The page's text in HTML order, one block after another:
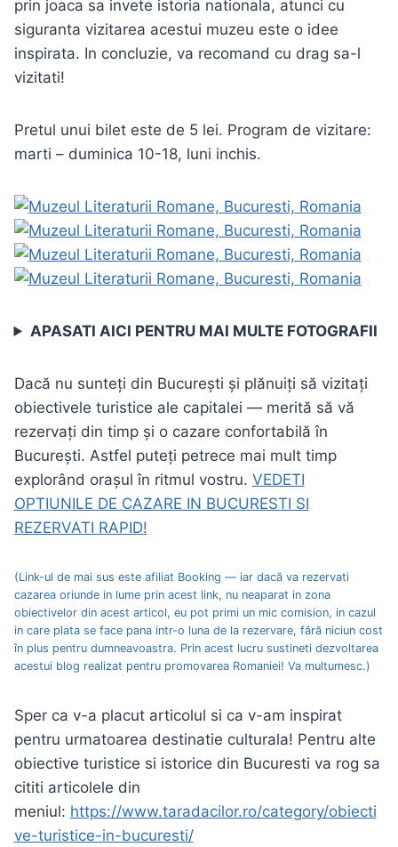
prin joaca sa invete istoria nationala, atunci cu
siguranta vizitarea acestui muzeu este o idee
inspirata. In concluzie, va recomand cu drag sa-l
vizitati!
Pretul unui bilet este de 5 lei. Program de vizitare:
marti – duminica 10-18, luni inchis.
APASATI AICI PENTRU MAI MULTE FOTOGRAFII
Dacă nu sunteți din București și plănuiți să vizitați
obiectivele turistice ale capitalei — merită să vă
rezervați din timp și o cazare confortabilă în
București. Astfel puteți petrece mai mult timp
explorând orașul în ritmul vostru. VEDETI
OPTIUNILE DE CAZARE IN BUCURESTI SI
REZERVATI RAPID!
(Link-ul de mai sus este afiliat Booking — iar dacă va rezervati
cazarea oriunde in lume prin acest link, nu neaparat in zona
obiectivelor din acest articol, eu pot primi un mic comision, in cazul
in care plata se face pana intr-o luna de la rezervare, fără niciun cost
în plus pentru dumneavoastra. Prin acest lucru sustineti dezvoltarea
acestui blog realizat pentru promovarea Romaniei! Va multumesc.)
Sper ca v-a placut articolul si ca v-am inspirat
pentru urmatoarea destinatie culturala! Pentru alte
obiective turistice si istorice din Bucuresti va rog sa
cititi articolele din
meniul: https://www.taradacilor.ro/category/obiecti
ve-turistice-in-bucuresti/